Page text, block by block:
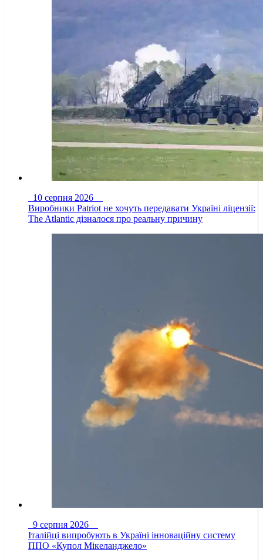
10 серпня 2026
Виробники Patriot не хочуть передавати Україні ліцензії:
The Atlantic дізналося про реальну причину
9 серпня 2026
Італійці випробують в Україні інноваційну систему
ППО «Купол Мікеланджело»